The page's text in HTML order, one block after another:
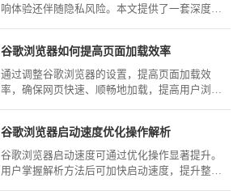
响体验还伴随隐私风险。本文提供了一套深度清
谷歌浏览器如何提高页面加载效率
通过调整谷歌浏览器的设置，提高页面加载效
率，确保网页快速、顺畅地加载，提高用户浏览
谷歌浏览器启动速度优化操作解析
谷歌浏览器启动速度可通过优化操作显著提升。
用户掌握解析方法后可加快启动速度，提升整体